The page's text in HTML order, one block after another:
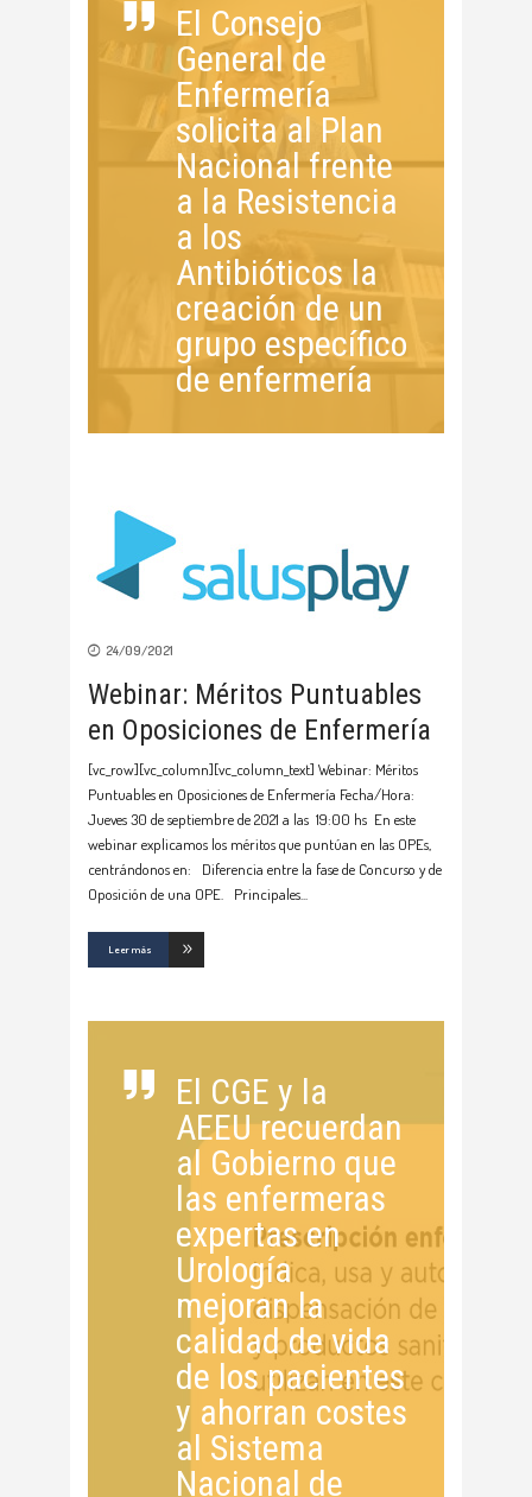
El Consejo
General de
Enfermería
solicita al Plan
Nacional frente
a la Resistencia
a los
Antibióticos la
creación de un
grupo específico
de enfermería
24/09/2021
Webinar: Méritos Puntuables
en Oposiciones de Enfermería
[vc_row][vc_column][vc_column_text] Webinar: Méritos
Puntuables en Oposiciones de Enfermería Fecha/Hora:
Jueves 30 de septiembre de 2021 a las 19:00 hs En este
webinar explicamos los méritos que puntúan en las OPEs,
centrándonos en: Diferencia entre la fase de Concurso y de
Oposición de una OPE. Principales
Leer más
El CGE y la
AEEU recuerdan
al Gobierno que
las enfermeras
expertas en
Urología
mejoran la
calidad de vida
de los pacientes
y ahorran costes
al Sistema
Nacional de